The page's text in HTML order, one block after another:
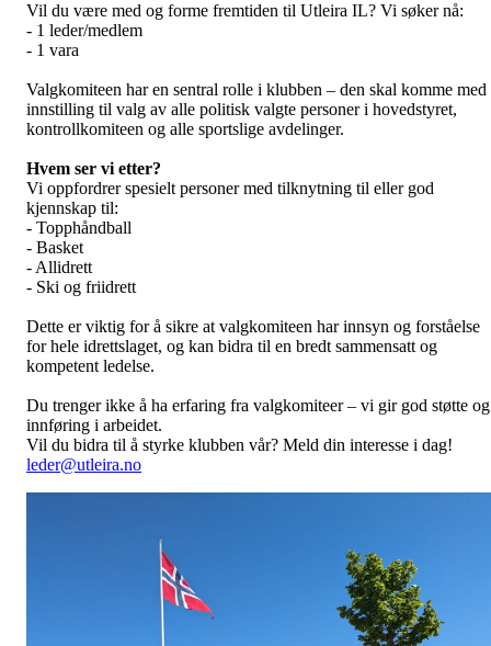
Vil du være med og forme fremtiden til Utleira IL? Vi søker nå:
- 1 leder/medlem
- 1 vara
Valgkomiteen har en sentral rolle i klubben – den skal komme med
innstilling til valg av alle politisk valgte personer i hovedstyret,
kontrollkomiteen og alle sportslige avdelinger.
Hvem ser vi etter?
Vi oppfordrer spesielt personer med tilknytning til eller god
kjennskap til:
- Topphåndball
- Basket
- Allidrett
- Ski og friidrett
Dette er viktig for å sikre at valgkomiteen har innsyn og forståelse
for hele idrettslaget, og kan bidra til en bredt sammensatt og
kompetent ledelse.
Du trenger ikke å ha erfaring fra valgkomiteer – vi gir god støtte og
innføring i arbeidet.
Vil du bidra til å styrke klubben vår? Meld din interesse i dag!
leder@utleira.no